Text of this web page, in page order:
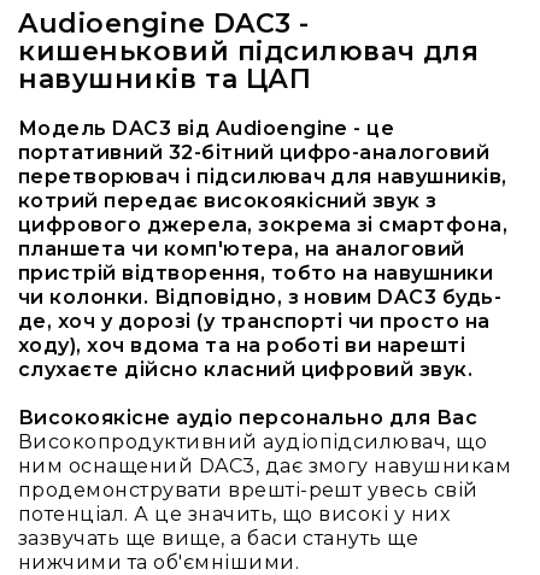
кабелі
RF
роз'їєми
коди
Генератори
тайм-
кодів
Приймачі
та
передавачі
Дисплеї
Аксесуари
комплектуючі
Мікрофони
Студійні
Вокальні
Інструментальні
Audioengine DAC3 -
кишеньковий підсилювач для
навушників та ЦАП
Модель DAC3 від Audioengine - це
портативний 32-бітний цифро-аналоговий
перетворювач і підсилювач для навушників,
котрий передає високоякісний звук з
цифрового джерела, зокрема зі смартфона,
планшета чи комп'ютера, на аналоговий
пристрій відтворення, тобто на навушники
чи колонки. Відповідно, з новим DAC3 будь-
де, хоч у дорозі (у транспорті чи просто на
ходу), хоч вдома та на роботі ви нарешті
слухаєте дійсно класний цифровий звук.
Високоякісне аудіо персонально для Вас
Високопродуктивний аудіопідсилювач, що
ним оснащений DAC3, дає змогу навушникам
продемонструвати врешті-решт увесь свій
потенціал. А це значить, що високі у них
зазвучать ще вище, а баси стануть ще
нижчими та об'ємнішими.